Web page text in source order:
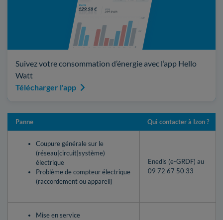
Suivez votre consommation d’énergie avec l’app Hello
Watt
Télécharger l'app
Panne Qui contacter à Izon ?
Coupure générale sur le
(réseau|circuit|système)
électrique
Problème de compteur électrique
(raccordement ou appareil)
Enedis (e-GRDF) au
09 72 67 50 33
Mise en service